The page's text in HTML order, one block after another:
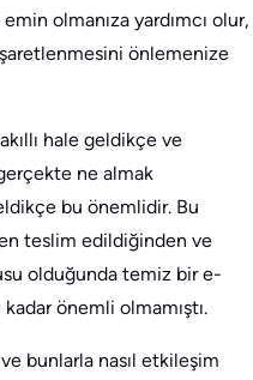
olmanıza yardımcı olur,
önlemenize
hale geldikçe ve
ne almak
bu önemlidir. Bu
teslim edildiğinden ve
olduğunda temiz bir e-
önemli olmamıştı.
bunlarla nasıl etkileşim